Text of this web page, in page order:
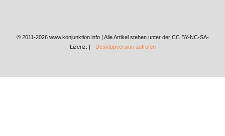
© 2011-2026 www.konjunktion.info | Alle Artikel stehen unter der CC BY-NC-SA-
Lizenz. |
Desktopversion aufrufen